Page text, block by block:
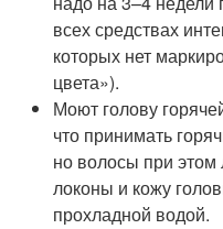
всех средствах
которых нет
цвета»).
Моют голову
что принимать
но волосы при
локоны и кожу
прохладной водой.